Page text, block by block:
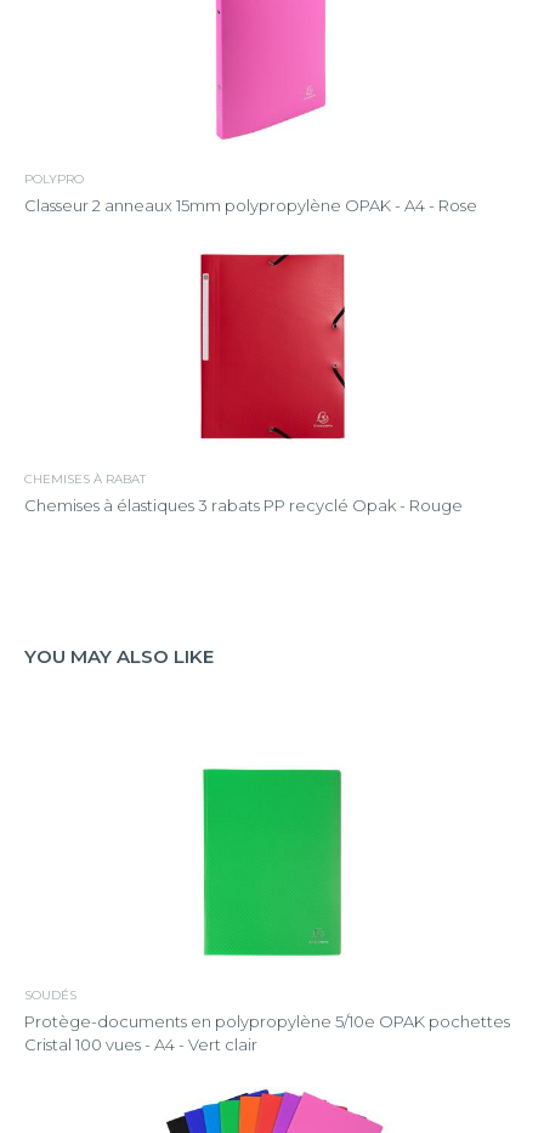
POLYPRO
Classeur 2 anneaux 15mm polypropylène OPAK - A4 - Rose
CHEMISES À RABAT
Chemises à élastiques 3 rabats PP recyclé Opak - Rouge
YOU MAY ALSO LIKE
SOUDÉS
Protège-documents en polypropylène 5/10e OPAK pochettes
Cristal 100 vues - A4 - Vert clair